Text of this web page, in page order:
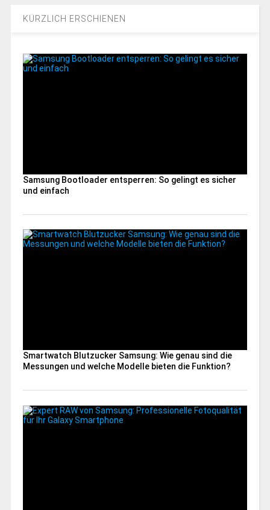
KÜRZLICH ERSCHIENEN
Samsung Bootloader entsperren: So gelingt es sicher
und einfach
Smartwatch Blutzucker Samsung: Wie genau sind die
Messungen und welche Modelle bieten die Funktion?